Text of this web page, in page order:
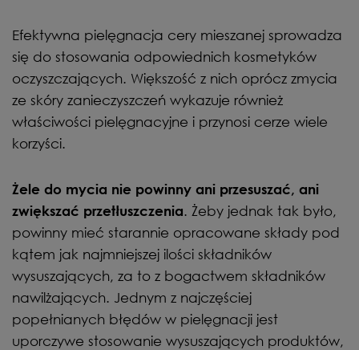
Efektywna pielęgnacja cery mieszanej sprowadza
się do stosowania odpowiednich kosmetyków
oczyszczających. Większość z nich oprócz zmycia
ze skóry zanieczyszczeń wykazuje również
właściwości pielęgnacyjne i przynosi cerze wiele
korzyści.
Żele do mycia nie powinny ani przesuszać, ani
zwiększać przetłuszczenia. Żeby jednak tak było,
powinny mieć starannie opracowane składy pod
kątem jak najmniejszej ilości składników
wysuszających, za to z bogactwem składników
nawilżających. Jednym z najczęściej
popełnianych błędów w pielęgnacji jest
uporczywe stosowanie wysuszających produktów,